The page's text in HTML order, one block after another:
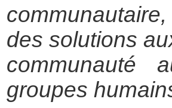
des solutions
communauté
groupes